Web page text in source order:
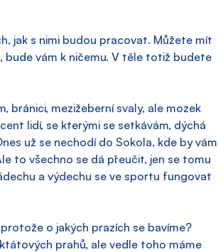
jak s nimi budou pracovat. Můžete mít
vám k ničemu. V těle totiž budete
bránici, mezižeberní svaly, ale mozek
lidí, se kterými se setkávám, dýchá
už se nechodí do Sokola, kde by vám
to všechno se dá přeučit, jen se tomu
a výdechu se ve sportu fungovat
o jakých prazích se bavíme?
prahů, ale vedle toho máme